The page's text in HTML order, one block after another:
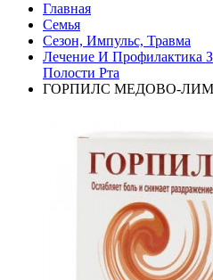
Главная
Семья
Сезон, Импульс, Травма
Лечение И Профилактика
Полости Рта
ГОРПИЛС МЕДОВО-